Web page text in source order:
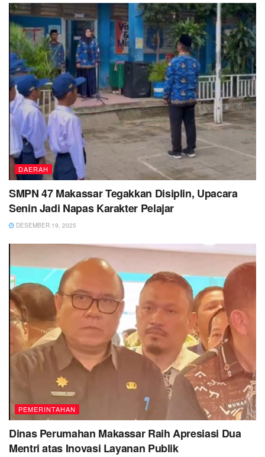
DAERAH
SMPN 47 Makassar Tegakkan Disiplin, Upacara
Senin Jadi Napas Karakter Pelajar
DESEMBER 19, 2025
PEMERINTAHAN
Dinas Perumahan Makassar Raih Apresiasi Dua
Mentri atas Inovasi Layanan Publik